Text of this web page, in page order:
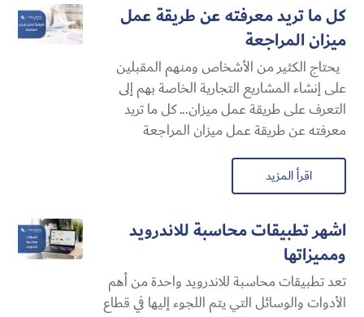
كل ما تريد معرفته عن طريقة عمل
ميزان المراجعة
يحتاج الكثير من الأشخاص ومنهم المقبلين
على إنشاء المشاريع التجارية الخاصة بهم إلى
التعرف على طريقة عمل ميزان... كل ما تريد
معرفته عن طريقة عمل ميزان المراجعة
اقرأ المزيد
اشهر تطبيقات محاسبة للاندرويد
ومميزاتها
تعد تطبيقات محاسبة للاندرويد واحدة من أهم
الأدوات والوسائل التي يتم اللجوء إليها في قطاع